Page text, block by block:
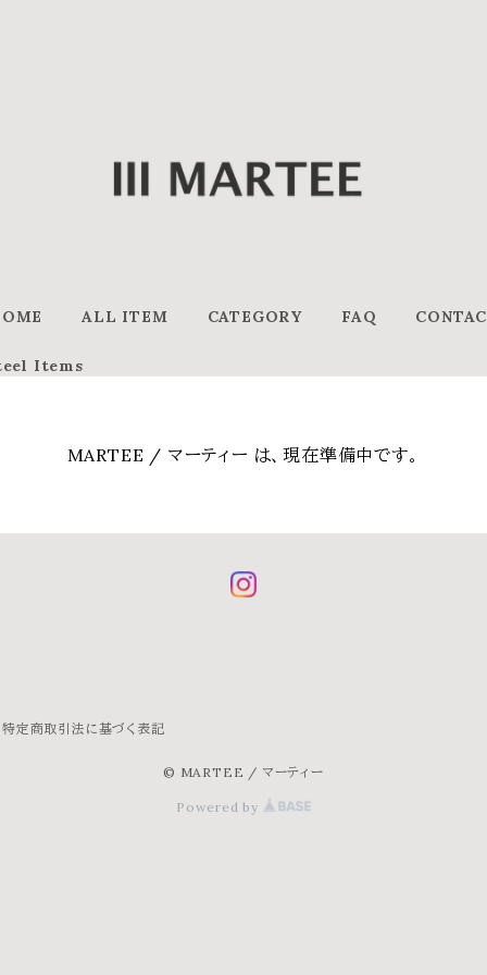
ALL ITEM CATEGORY FAQ
Items
MARTEE / マーティー は、現在準備中です。
特定商取引法に基づく表記
© MARTEE / マーティー
Powered by